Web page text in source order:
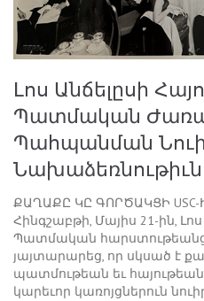
Լոս Անճելըսի
Պատմական
Պահպանման
Նախաձեռնութիւն
ՔԱՂԱՔԸ ԿԸ ԳՈՐԾԱԿՑԻ
Հինգշաբթի, Մայիս 21-ին,
Պատմական հարստութեանց
յայտարարեց, որ սկսած է
պատմութեան եւ
կարեւոր կառոյցներուն